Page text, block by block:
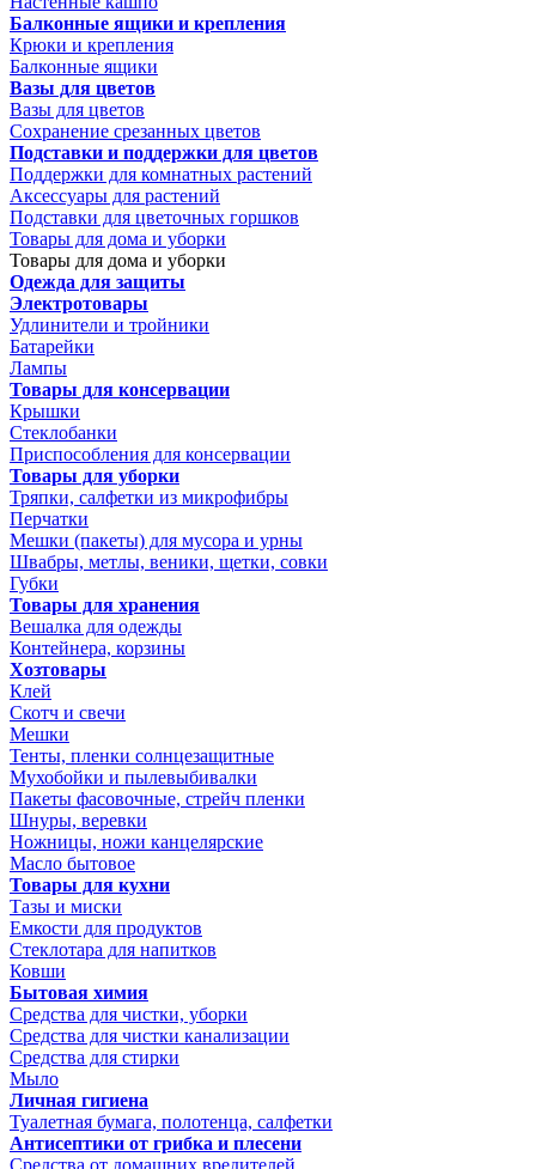
Балконные ящики и крепления
Крюки и крепления
Балконные ящики
Вазы для цветов
Вазы для цветов
Сохранение срезанных цветов
Подставки и поддержки для цветов
Поддержки для комнатных растений
Аксессуары для растений
Подставки для цветочных горшков
Товары для дома и уборки
Товары для дома и уборки
Одежда для защиты
Электротовары
Удлинители и тройники
Батарейки
Лампы
Товары для консервации
Крышки
Стеклобанки
Приспособления для консервации
Товары для уборки
Тряпки, салфетки из микрофибры
Перчатки
Мешки (пакеты) для мусора и урны
Швабры, метлы, веники, щетки, совки
Губки
Товары для хранения
Вешалка для одежды
Контейнера, корзины
Хозтовары
Клей
Скотч и свечи
Мешки
Тенты, пленки солнцезащитные
Мухобойки и пылевыбивалки
Пакеты фасовочные, стрейч пленки
Шнуры, веревки
Ножницы, ножи канцелярские
Масло бытовое
Товары для кухни
Тазы и миски
Емкости для продуктов
Стеклотара для напитков
Ковши
Бытовая химия
Средства для чистки, уборки
Средства для чистки канализации
Средства для стирки
Мыло
Личная гигиена
Туалетная бумага, полотенца, салфетки
Антисептики от грибка и плесени
Средства от домашних вредителей